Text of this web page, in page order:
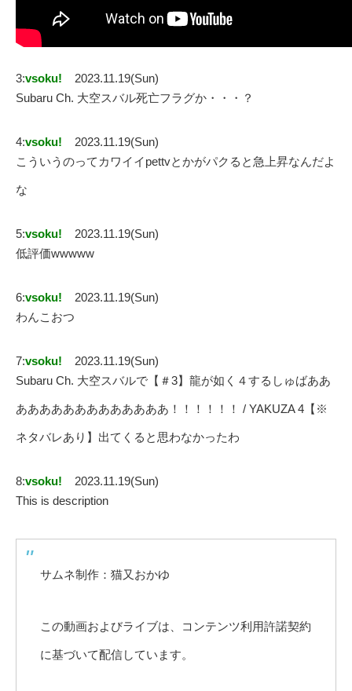
3:vsoku!
2023.11.19(Sun)
Subaru Ch. 大空スバル死亡フラグか・・・？
4:vsoku!
2023.11.19(Sun)
こういうのってカワイイpettvとかがパクると急上昇なんだよ
な
5:vsoku!
2023.11.19(Sun)
低評価wwwww
6:vsoku!
2023.11.19(Sun)
わんこおつ
7:vsoku!
2023.11.19(Sun)
Subaru Ch. 大空スバルで【＃3】龍が如く４するしゅばああ
あああああああああああああ！！！！！！ / YAKUZA 4【※
ネタバレあり】出てくると思わなかったわ
8:vsoku!
2023.11.19(Sun)
This is description
サムネ制作：猫又おかゆ
この動画およびライブは、コンテンツ利用許諾契約
に基づいて配信しています。